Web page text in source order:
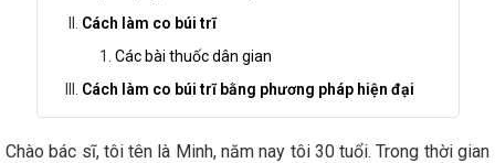
Cách làm co búi trĩ
Các bài thuốc dân gian
Cách làm co búi trĩ bằng phương pháp hiện đại
Chào bác sĩ, tôi tên là Minh, năm nay tôi 30 tuổi. Trong thời gian